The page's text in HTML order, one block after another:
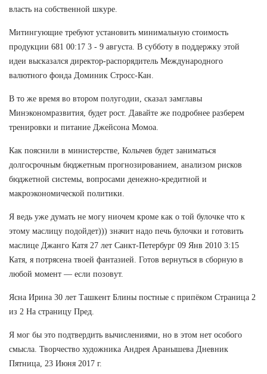
власть на собственной шкуре.
Митингующие требуют установить минимальную стоимость
продукции 681 00:17 3 - 9 августа. В субботу в поддержку этой
идеи высказался директор-распорядитель Международного
валютного фонда Доминик Стросс-Кан.
В то же время во втором полугодии, сказал замглавы
Минэкономразвития, будет рост. Давайте же подробнее разберем
тренировки и питание Джейсона Момоа.
Как пояснили в министерстве, Колычев будет заниматься
долгосрочным бюджетным прогнозированием, анализом рисков
бюджетной системы, вопросами денежно-кредитной и
макроэкономической политики.
Я ведь уже думать не могу ниочем кроме как о той булочке что к
этому маслицу подойдет))) значит надо печь булочки и готовить
маслице Джанго Катя 27 лет Санкт-Петербург 09 Янв 2010 3:15
Катя, я потрясена твоей фантазией. Готов вернуться в сборную в
любой момент — если позовут.
Ясна Ирина 30 лет Ташкент Блины постные с припёком Страница 2
из 2 На страницу Пред.
Я мог бы это подтвердить вычислениями, но в этом нет особого
смысла. Творчество художника Андрея Аранышева Дневник
Пятница, 23 Июня 2017 г.